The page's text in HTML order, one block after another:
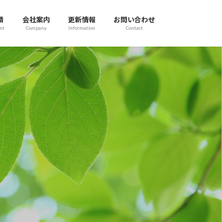
会社案内
Company
更新情報
Information
お問い合わせ
Contact